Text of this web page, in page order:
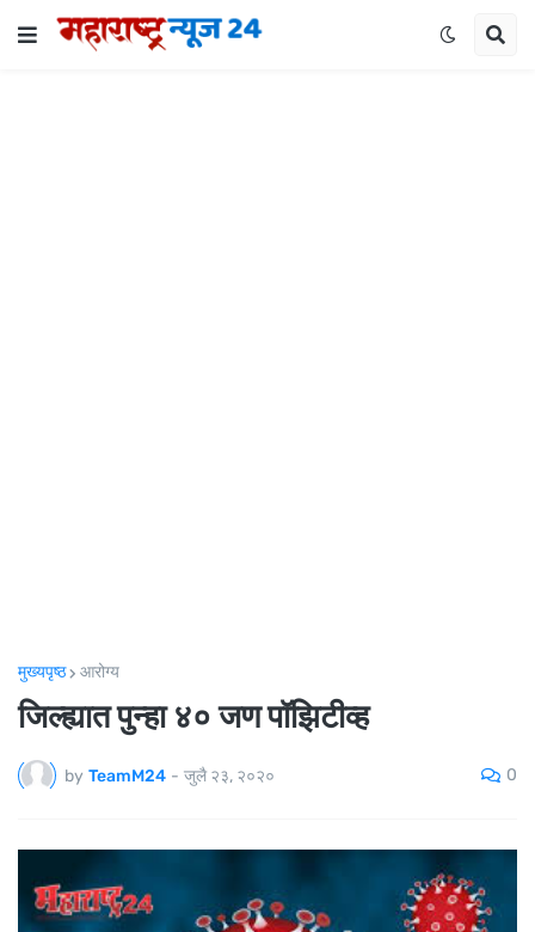
मुख्यपृष्ठ आरोग्य
जिल्ह्यात पुन्हा ४० जण पॉझिटीव्ह
by TeamM24 - जुलै २३, २०२० 0